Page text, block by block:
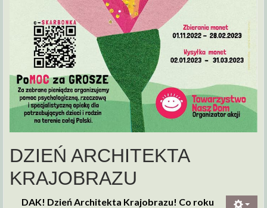
DZIEŃ ARCHITEKTA
KRAJOBRAZU
DAK! Dzień Architekta Krajobrazu! Co roku